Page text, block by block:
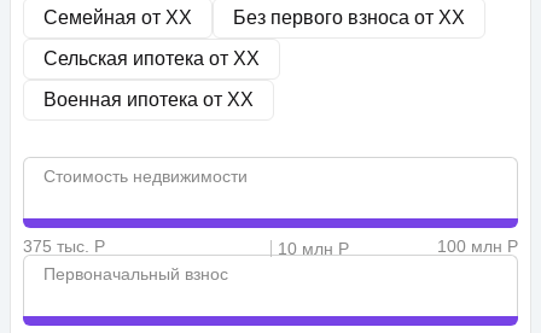
Семейная от XX Без первого взноса от XX
Сельская ипотека от XX
Военная ипотека от XX
Стоимость недвижимости
375 тыс. Р 10 млн Р
100 млн Р
Первоначальный взнос